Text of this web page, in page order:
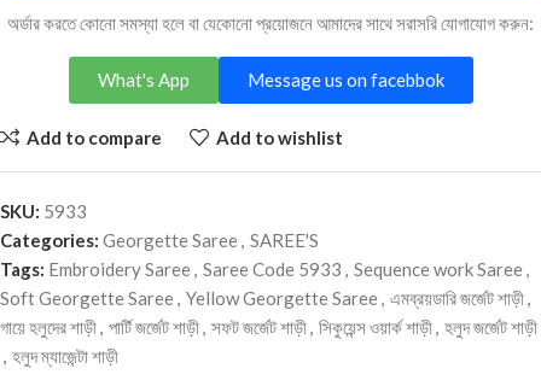
অর্ডার করতে কোনো সমস্যা হলে বা যেকোনো প্রয়োজনে আমাদের সাথে সরাসরি যোগাযোগ করুন:
Message us on facebbok
What's App
Add to compare Add to wishlist
SKU: 5933
Categories: Georgette Saree, SAREE'S
Tags: Embroidery Saree, Saree Code 5933 , Sequence work Saree,
Soft Georgette Saree, Yellow Georgette Saree, এমব্রয়ডারি জর্জেট শাড়ী,
গায়ে হলুদের শাড়ী, পার্টি জর্জেট শাড়ী, সফট জর্জেট শাড়ী, সিকুয়েন্স ওয়ার্ক শাড়ী, হলুদ জর্জেট শাড়ী
, হলুদ ম্যাজেন্টা শাড়ী